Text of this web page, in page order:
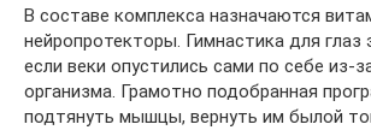
В составе комплекса назначаются
нейропротекторы. Гимнастика для глаз
если веки опустились сами по себе из-
организма. Грамотно подобранная
подтянуть мышцы, вернуть им былой